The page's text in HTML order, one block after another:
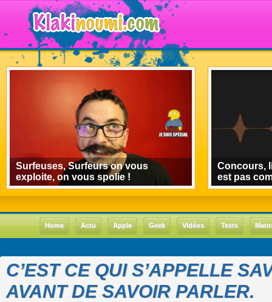
Surfeuses, Surfeurs on vous
exploite, on vous spolie !
Concours,
est pas
Home Actu Apple Geek Vidéos Tests
C’EST CE QUI S’APPELLE
AVANT DE SAVOIR PARLER.